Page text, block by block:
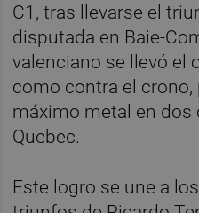
C1, tras llevarse el
disputada en Baie-
valenciano se llevó el
como contra el crono,
máximo metal en dos
Quebec.
Este logro se une a